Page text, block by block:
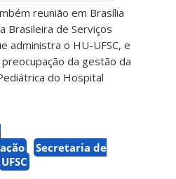
reunião em Brasília
Brasileira de Serviços
administra o HU-UFSC, e
da gestão da
do Hospital
Secretaria de
UFSC